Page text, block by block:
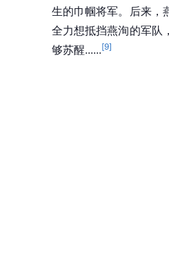
生的巾帼将军。后来，
全力想抵挡燕洵的军队
够苏醒......[9]